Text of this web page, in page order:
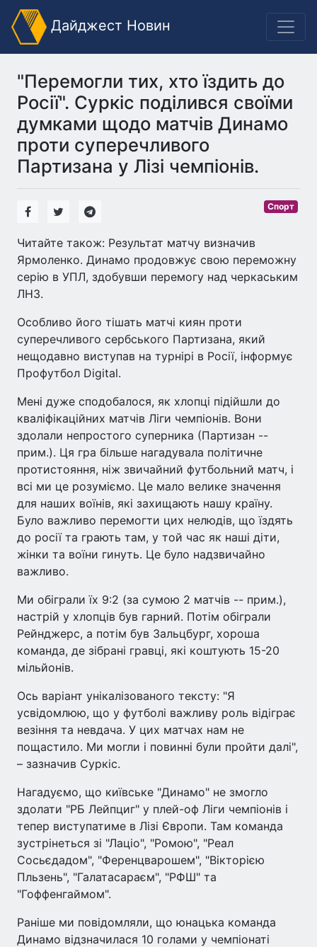
Дайджест Новин
"Перемогли тих, хто їздить до
Росії". Суркіс поділився своїми
думками щодо матчів Динамо
проти суперечливого
Партизана у Лізі чемпіонів.
Спорт
Читайте також: Результат матчу визначив
Ярмоленко. Динамо продовжує свою переможну
серію в УПЛ, здобувши перемогу над черкаським
ЛНЗ.
Особливо його тішать матчі киян проти
суперечливого сербського Партизана, який
нещодавно виступав на турнірі в Росії, інформує
Профутбол Digital.
Мені дуже сподобалося, як хлопці підійшли до
кваліфікаційних матчів Ліги чемпіонів. Вони
здолали непростого суперника (Партизан --
прим.). Ця гра більше нагадувала політичне
протистояння, ніж звичайний футбольний матч, і
всі ми це розуміємо. Це мало велике значення
для наших воїнів, які захищають нашу країну.
Було важливо перемогти цих нелюдів, що їздять
до росії та грають там, у той час як наші діти,
жінки та воїни гинуть. Це було надзвичайно
важливо.
Ми обіграли їх 9:2 (за сумою 2 матчів -- прим.),
настрій у хлопців був гарний. Потім обіграли
Рейнджерс, а потім був Зальцбург, хороша
команда, де зібрані гравці, які коштують 15-20
мільйонів.
Ось варіант унікалізованого тексту: "Я
усвідомлюю, що у футболі важливу роль відіграє
везіння та невдача. У цих матчах нам не
пощастило. Ми могли і повинні були пройти далі",
– зазначив Суркіс.
Нагадуємо, що київське "Динамо" не змогло
здолати "РБ Лейпциг" у плей-оф Ліги чемпіонів і
тепер виступатиме в Лізі Європи. Там команда
зустрінеться зі "Лаціо", "Ромою", "Реал
Сосьєдадом", "Ференцварошем", "Вікторією
Пльзень", "Галатасараєм", "РФШ" та
"Гоффенгаймом".
Раніше ми повідомляли, що юнацька команда
Динамо відзначилася 10 голами у чемпіонаті